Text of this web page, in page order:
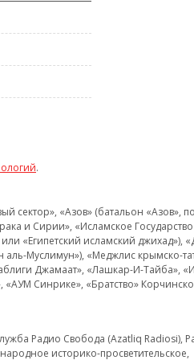
.
«Азов» (батальон «Азов»,
и Сирии», «Исламское
«Египетский исламский джихад»),
Муслимун»), «Меджлис крымско-
Джамаат», «Лашкар-И-Тайба»,
Синрике», «Братство»
Радио Свобода (Azatliq Radiosi),
историко-просветительское,